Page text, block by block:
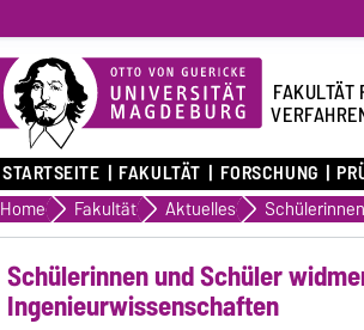
FAKULTÄT
STARTSEITE FAKULTÄT FORSCHUNG
Home Fakultät Aktuelles
Schülerinnen und Schüler
Ingenieurwissenschaften